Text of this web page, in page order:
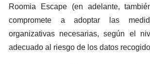
Roomia Escape (en adelante,
compromete a adoptar las
organizativas necesarias, según el
adecuado al riesgo de los datos